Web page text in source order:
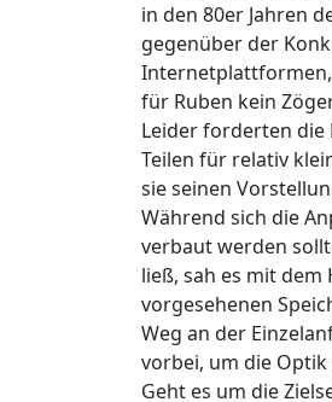
in den 80er Jahren
gegenüber der
Internetplattformen,
für Ruben kein
Leider forderten die
Teilen für relativ
sie seinen
Während sich die
verbaut werden
ließ, sah es mit
vorgesehenen
Weg an der
vorbei, um die
Geht es um die